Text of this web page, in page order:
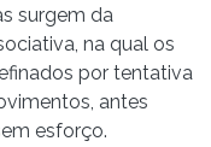
surgem da
na qual os
por tentativa
antes
esforço.